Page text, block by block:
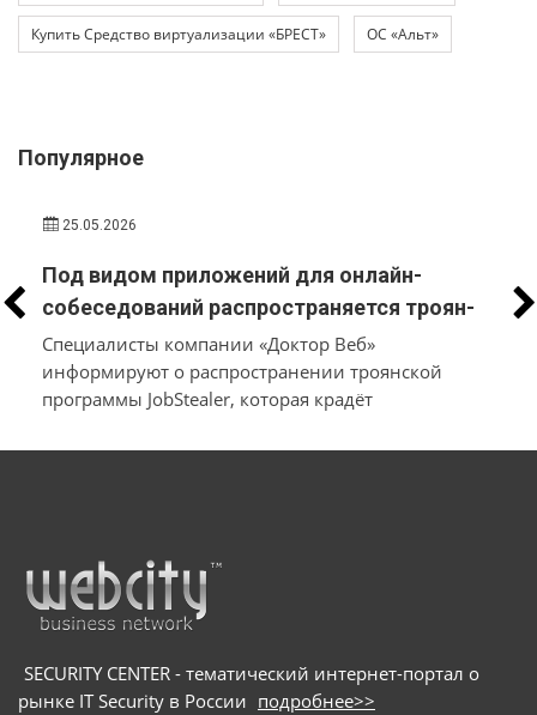
Купить Средство виртуализации «БРЕСТ» ОС «Альт»
Популярное
25.05.2026
Под видом приложений для онлайн-
собеседований распространяется троян-
стилер, который вместо трудоустройства
похищает у пользователей macOS и
Windows их данные и денежные средства
Специалисты компании «Доктор Веб»
информируют о распространении троянской
программы JobStealer, которая крадёт
и Windows. Основной целью вредоносного ПО
онлайн-собеседованиями: они направляют
потенциальных жертв на вредоносные сайты и
под видом приложения для видеоконференций
SECURITY CENTER - тематический интернет-портал о
рынке IT Security в России подробнее>>